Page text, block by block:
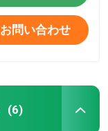
お問い合わせ
(6)